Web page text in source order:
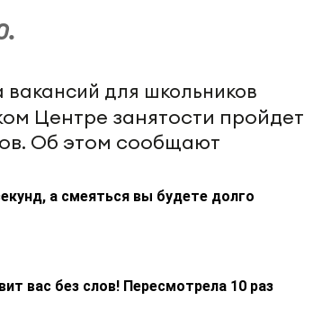
Центре занятости пройдет
Об этом сообщают
а смеяться вы будете долго
вас без слов! Пересмотрела 10 раз